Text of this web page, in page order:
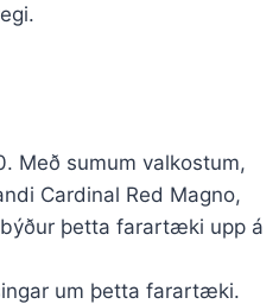
Með sumum valkostum,
Cardinal Red Magno,
þetta farartæki upp á
um þetta farartæki.